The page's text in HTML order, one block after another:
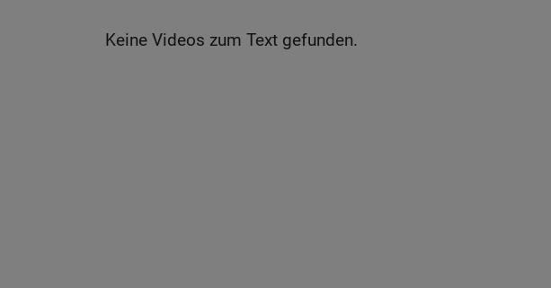
Keine Videos zum Text gefunden.